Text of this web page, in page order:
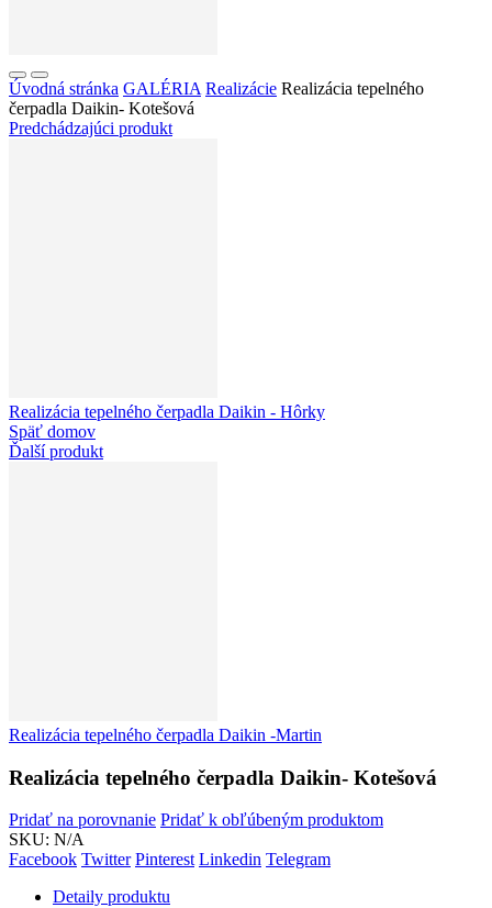
Úvodná stránka GALÉRIA Realizácie Realizácia tepelného
čerpadla Daikin- Kotešová
Predchádzajúci produkt
Realizácia tepelného čerpadla Daikin - Hôrky
Späť domov
Ďalší produkt
Realizácia tepelného čerpadla Daikin -Martin
Realizácia tepelného čerpadla Daikin- Kotešová
Pridať na porovnanie Pridať k obľúbeným produktom
SKU: N/A
Facebook Twitter Pinterest Linkedin Telegram
Detaily produktu